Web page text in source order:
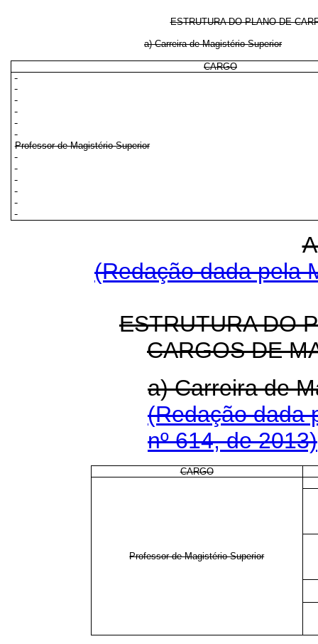
ESTRUTURA DO PLANO DE
a) Carreira de Magistério Superior
CARGO
Professor de Magistério Superior
(Redação dada pela
ESTRUTURA DO
CARGOS DE
a) Carreira de
(Redação dada
nº 614, de 2013)
CARGO
Professor de Magistério Superior